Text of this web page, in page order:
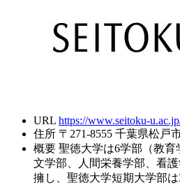
URL https://www.seitoku-
住所 〒271-8555 千葉県松戸
概要 聖徳大学は6学部（教育
文学部、人間栄養学部、看
擁し、聖徳大学短期大学部